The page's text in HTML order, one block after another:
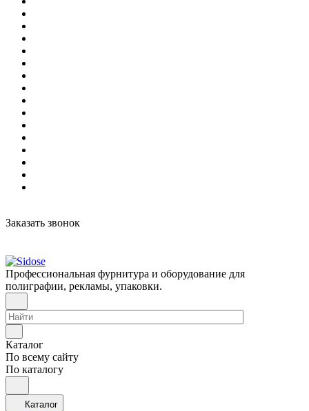
Заказать звонок
Профессиональная фурнитура и оборудование для
полиграфии, рекламы, упаковки.
Каталог
По всему сайту
По каталогу
Каталог